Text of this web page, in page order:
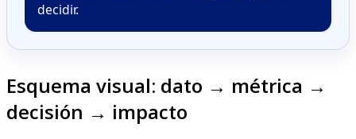
decidir.
Esquema visual: dato → métrica →
decisión → impacto